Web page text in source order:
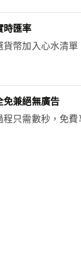
時匯率
貨幣加入心水清
免兼絕無廣告
程只需數秒，免費